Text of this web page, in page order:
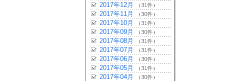
2017年12月 （31件）
2017年11月 （30件）
2017年10月 （31件）
2017年09月 （30件）
2017年08月 （31件）
2017年07月 （31件）
2017年06月 （30件）
2017年05月 （31件）
2017年04月 （30件）